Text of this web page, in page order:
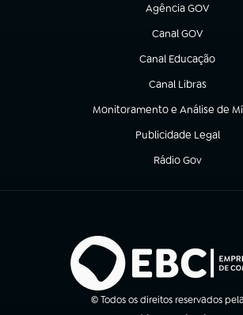
Agência GOV
(abre em nova aba)
Canal GOV
(abre em nova aba)
Canal Educação
(abre em nova aba)
Canal Libras
(abre em nova aba)
Monitoramento e Análise de
(abre em nova aba)
Publicidade Legal
(abre em nova aba)
Rádio Gov
(abre em nova aba)
© Todos os direitos reservados